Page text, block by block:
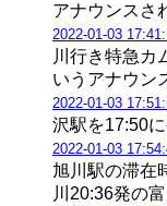
アナウンスさ
2022-01-03
川行き特急カ
いうアナウン
2022-01-03
沢駅を17:50
2022-01-03
旭川駅の滞在
川20:36発の